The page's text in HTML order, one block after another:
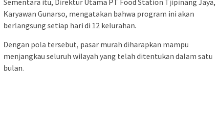
Sementara itu, Direktur Utama PT Food Station Tjipinang Jaya,
Karyawan Gunarso, mengatakan bahwa program ini akan
berlangsung setiap hari di 12 kelurahan.
Dengan pola tersebut, pasar murah diharapkan mampu
menjangkau seluruh wilayah yang telah ditentukan dalam satu
bulan.